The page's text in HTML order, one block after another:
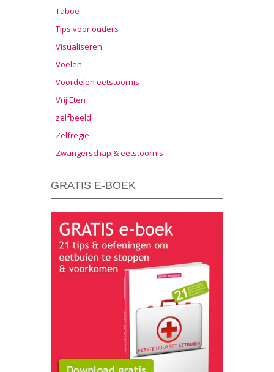
Taboe
Tips voor ouders
Visualiseren
Voelen
Voordelen eetstoornis
Vrij Eten
zelfbeeld
Zelfregie
Zwangerschap & eetstoornis
GRATIS E-BOEK